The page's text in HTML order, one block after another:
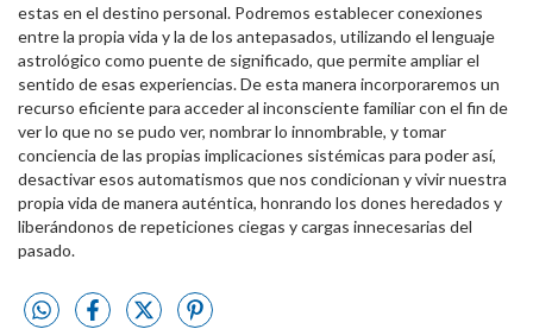
estas en el destino personal. Podremos establecer conexiones
entre la propia vida y la de los antepasados, utilizando el lenguaje
astrológico como puente de significado, que permite ampliar el
sentido de esas experiencias. De esta manera incorporaremos un
recurso eficiente para acceder al inconsciente familiar con el fin de
ver lo que no se pudo ver, nombrar lo innombrable, y tomar
conciencia de las propias implicaciones sistémicas para poder así,
desactivar esos automatismos que nos condicionan y vivir nuestra
propia vida de manera auténtica, honrando los dones heredados y
liberándonos de repeticiones ciegas y cargas innecesarias del
pasado.